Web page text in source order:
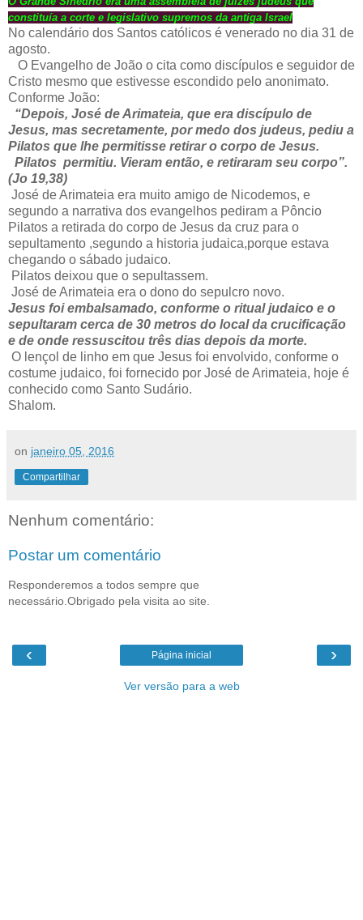
constituía a corte e legislativo supremos da antiga Israel
No calendário dos Santos católicos é venerado no dia 31 de
agosto.
O Evangelho de João o cita como discípulos e seguidor de
Cristo mesmo que estivesse escondido pelo anonimato.
Conforme João:
“Depois, José de Arimateia, que era discípulo de
Jesus, mas secretamente, por medo dos judeus, pediu a
Pilatos que lhe permitisse retirar o corpo de Jesus.
Pilatos permitiu. Vieram então, e retiraram seu corpo”.
(Jo 19,38)
José de Arimateia era muito amigo de Nicodemos, e
segundo a narrativa dos evangelhos pediram a Pôncio
Pilatos a retirada do corpo de Jesus da cruz para o
sepultamento ,segundo a historia judaica,porque estava
chegando o sábado judaico.
Pilatos deixou que o sepultassem.
José de Arimateia era o dono do sepulcro novo.
Jesus foi embalsamado, conforme o ritual judaico e o
sepultaram cerca de 30 metros do local da crucificação
e de onde ressuscitou três dias depois da morte.
O lençol de linho em que Jesus foi envolvido, conforme o
costume judaico, foi fornecido por José de Arimateia, hoje é
conhecido como Santo Sudário.
Shalom.
on janeiro 05, 2016
Compartilhar
Nenhum comentário:
Postar um comentário
Responderemos a todos sempre que
necessário.Obrigado pela visita ao site.
‹ ›
Página inicial
Ver versão para a web